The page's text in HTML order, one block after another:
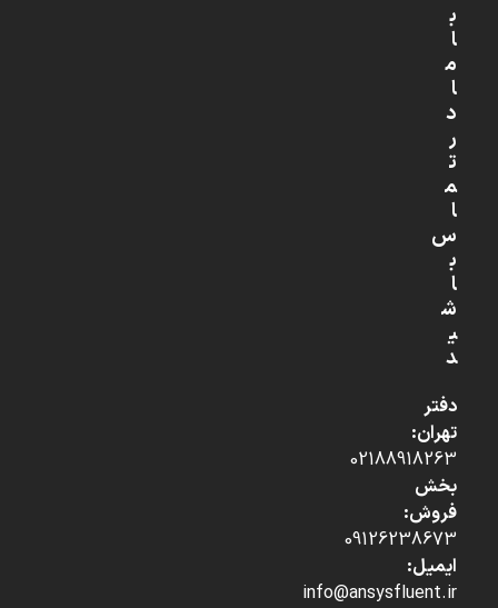
ب
ا
م
ا
د
ر
ت
م
ا
س
ب
ا
ش
ی
د
دفتر
تهران:
02188918263
بخش
فروش:
09126238673
ایمیل:
info@ansysfluent.ir